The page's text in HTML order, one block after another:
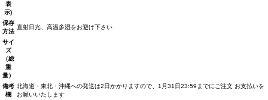
表
示)
保存
方法
直射日光、高温多湿をお避け下さい
サイ
ズ
（総
重
量）
備考
欄
北海道・東北・沖縄への発送は2日かかりますので、1月31日23:59までにご注文 お支払いを
お願いいたします